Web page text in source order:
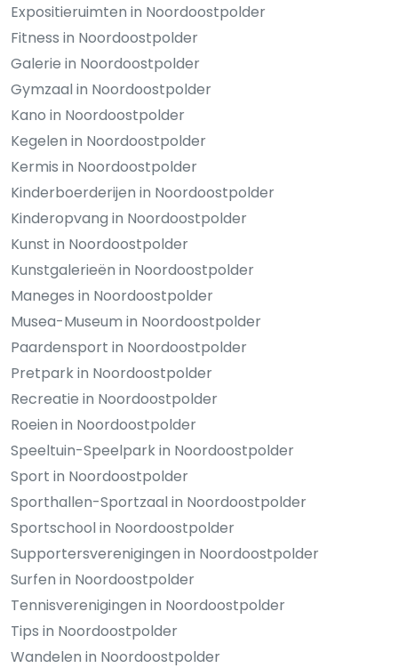
Expositieruimten in Noordoostpolder
Fitness in Noordoostpolder
Galerie in Noordoostpolder
Gymzaal in Noordoostpolder
Kano in Noordoostpolder
Kegelen in Noordoostpolder
Kermis in Noordoostpolder
Kinderboerderijen in Noordoostpolder
Kinderopvang in Noordoostpolder
Kunst in Noordoostpolder
Kunstgalerieën in Noordoostpolder
Maneges in Noordoostpolder
Musea-Museum in Noordoostpolder
Paardensport in Noordoostpolder
Pretpark in Noordoostpolder
Recreatie in Noordoostpolder
Roeien in Noordoostpolder
Speeltuin-Speelpark in Noordoostpolder
Sport in Noordoostpolder
Sporthallen-Sportzaal in Noordoostpolder
Sportschool in Noordoostpolder
Supportersverenigingen in Noordoostpolder
Surfen in Noordoostpolder
Tennisverenigingen in Noordoostpolder
Tips in Noordoostpolder
Wandelen in Noordoostpolder